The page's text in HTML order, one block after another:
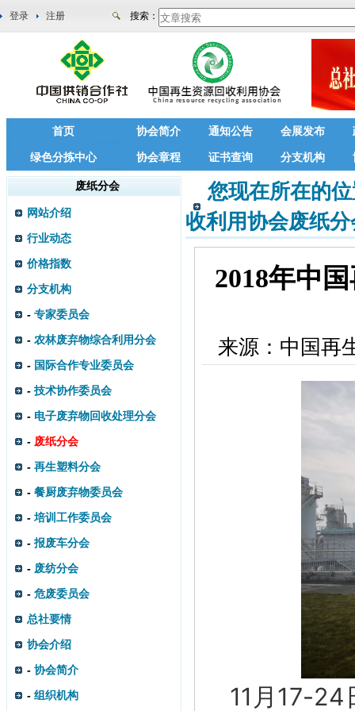
登录 注册 搜索：
首页 协会简介 通知公告 会展发布
绿色分拣中心 协会章程 证书查询 分支机构
废纸分会
网站介绍
行业动态
价格指数
分支机构
- 专家委员会
- 农林废弃物综合利用分会
- 国际合作专业委员会
- 技术协作委员会
- 电子废弃物回收处理分会
- 废纸分会
- 再生塑料分会
- 餐厨废弃物委员会
-培训工作委员会
- 报废车分会
- 废纺分会
- 危废委员会
总社要情
协会介绍
- 协会简介
- 组织机构
您现在所在的
收利用协会废纸
2018年中
来源： 中国再
11月17-24